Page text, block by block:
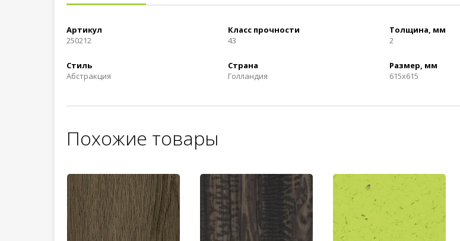
Артикул
250212
Класс прочности
43
Толщина, мм
2
Стиль
Абстракция
Страна
Голландия
Размер, мм
615x615
Похожие товары